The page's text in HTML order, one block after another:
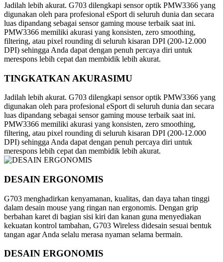
Jadilah lebih akurat. G703 dilengkapi sensor optik PMW3366 yang
digunakan oleh para profesional eSport di seluruh dunia dan secara
luas dipandang sebagai sensor gaming mouse terbaik saat ini.
PMW3366 memiliki akurasi yang konsisten, zero smoothing,
filtering, atau pixel rounding di seluruh kisaran DPI (200-12.000
DPI) sehingga Anda dapat dengan penuh percaya diri untuk
merespons lebih cepat dan membidik lebih akurat.
TINGKATKAN AKURASIMU
Jadilah lebih akurat. G703 dilengkapi sensor optik PMW3366 yang
digunakan oleh para profesional eSport di seluruh dunia dan secara
luas dipandang sebagai sensor gaming mouse terbaik saat ini.
PMW3366 memiliki akurasi yang konsisten, zero smoothing,
filtering, atau pixel rounding di seluruh kisaran DPI (200-12.000
DPI) sehingga Anda dapat dengan penuh percaya diri untuk
merespons lebih cepat dan membidik lebih akurat.
DESAIN ERGONOMIS
G703 menghadirkan kenyamanan, kualitas, dan daya tahan tinggi
dalam desain mouse yang ringan nan ergonomis. Dengan grip
berbahan karet di bagian sisi kiri dan kanan guna menyediakan
kekuatan kontrol tambahan, G703 Wireless didesain sesuai bentuk
tangan agar Anda selalu merasa nyaman selama bermain.
DESAIN ERGONOMIS